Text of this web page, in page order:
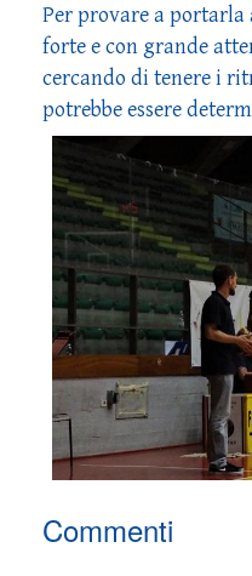
Per provare a portarla
forte e con grande
cercando di tenere i
potrebbe essere
Commenti